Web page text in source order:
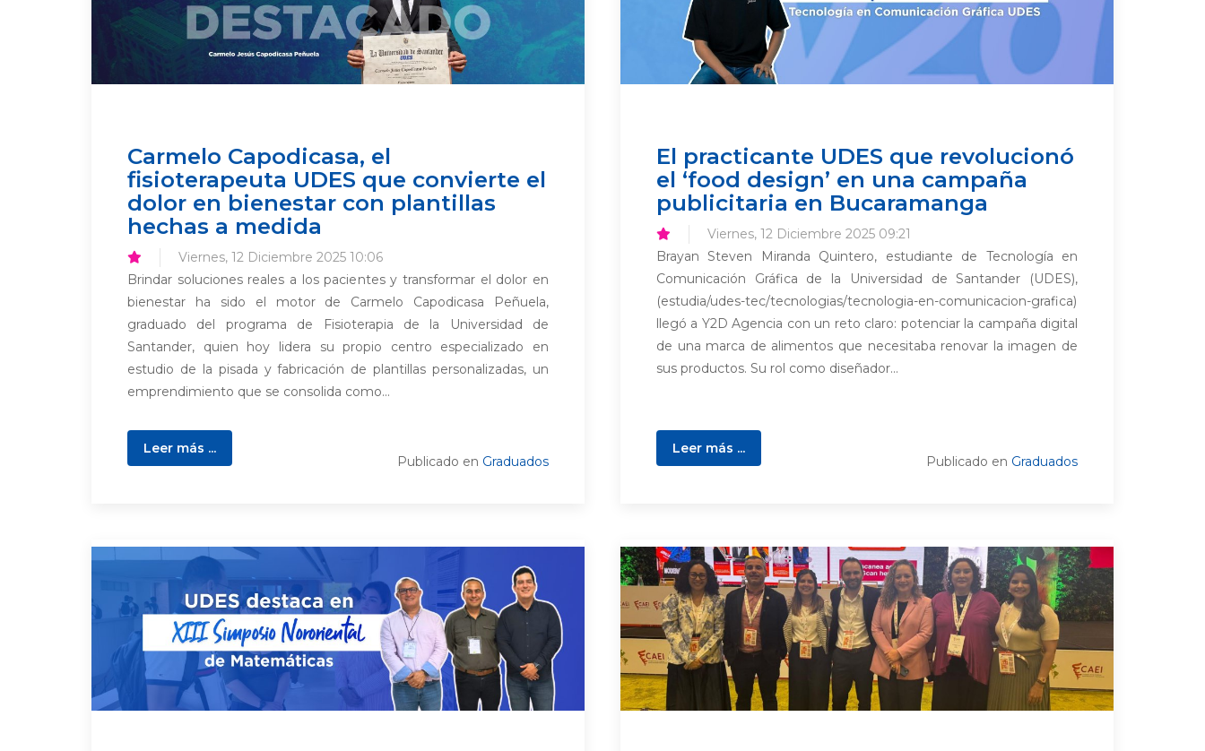
Carmelo Capodicasa, el
fisioterapeuta UDES que convierte el
dolor en bienestar con plantillas
hechas a medida
Viernes, 12 Diciembre 2025 10:06
Brindar soluciones reales a los pacientes y transformar el dolor en
bienestar ha sido el motor de Carmelo Capodicasa Peñuela,
graduado del programa de Fisioterapia de la Universidad de
Santander, quien hoy lidera su propio centro especializado en
estudio de la pisada y fabricación de plantillas personalizadas, un
emprendimiento que se consolida como...
Leer más ...
Publicado en Graduados
El practicante UDES que revolucionó
el ‘food design’ en una campaña
publicitaria en Bucaramanga
Viernes, 12 Diciembre 2025 09:21
Brayan Steven Miranda Quintero, estudiante de Tecnología en
Comunicación Gráfica de la Universidad de Santander (UDES),
(estudia/udes-tec/tecnologias/tecnologia-en-comunicacion-grafica)
llegó a Y2D Agencia con un reto claro: potenciar la campaña digital
de una marca de alimentos que necesitaba renovar la imagen de
sus productos. Su rol como diseñador...
Leer más ...
Publicado en Graduados